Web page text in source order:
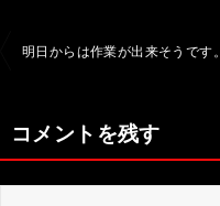
ビ
ゲ
明日からは作業が出来そうです。
コメントを残す